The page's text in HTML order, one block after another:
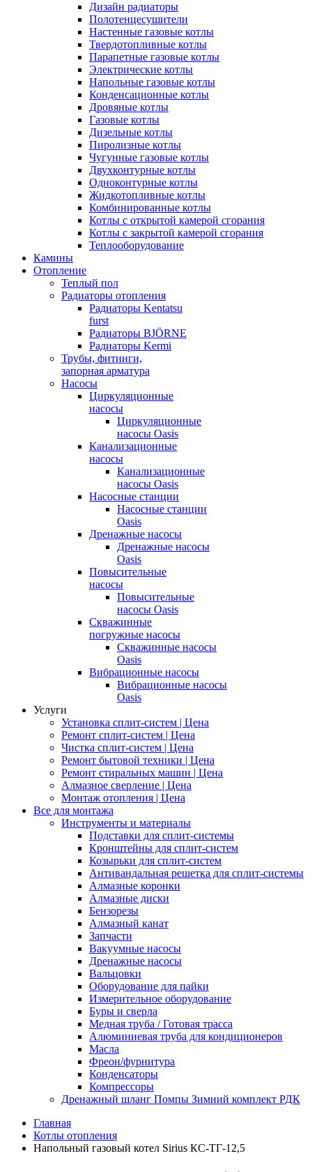
Дизайн радиаторы
Полотенцесушители
Настенные газовые котлы
Твердотопливные котлы
Парапетные газовые котлы
Электрические котлы
Напольные газовые котлы
Конденсационные котлы
Дровяные котлы
Газовые котлы
Дизельные котлы
Пиролизные котлы
Чугунные газовые котлы
Двухконтурные котлы
Одноконтурные котлы
Жидкотопливные котлы
Комбинированные котлы
Котлы с открытой камерой сгорания
Котлы с закрытой камерой сгорания
Теплооборудование
Камины
Отопление
Теплый пол
Радиаторы отопления
Радиаторы Kentatsu
furst
Радиаторы BJÖRNE
Радиаторы Kermi
Трубы, фитинги,
запорная арматура
Насосы
Циркуляционные
насосы
Циркуляционные
насосы Oasis
Канализационные
насосы
Канализационные
насосы Oasis
Насосные станции
Насосные станции
Oasis
Дренажные насосы
Дренажные насосы
Oasis
Повысительные
насосы
Повысительные
насосы Oasis
Скважинные
погружные насосы
Скважинные насосы
Oasis
Вибрационные насосы
Вибрационные насосы
Oasis
Услуги
Установка сплит-систем | Цена
Ремонт сплит-систем | Цена
Чистка сплит-систем | Цена
Ремонт бытовой техники | Цена
Ремонт стиральных машин | Цена
Алмазное сверление | Цена
Монтаж отопления | Цена
Все для монтажа
Инструменты и материалы
Подставки для сплит-системы
Кронштейны для сплит-систем
Козырьки для сплит-систем
Антивандальная решетка для сплит-системы
Алмазные коронки
Алмазные диски
Бензорезы
Алмазный канат
Запчасти
Вакуумные насосы
Дренажные насосы
Вальцовки
Оборудование для пайки
Измерительное оборудование
Буры и сверла
Медная труба / Готовая трасса
Алюминиевая труба для кондиционеров
Масла
Фреон/фурнитура
Конденсаторы
Компрессоры
Дренажный шланг Помпы Зимний комплект РДК
Главная
Котлы отопления
Напольный газовый котел Sirius КС-ТГ-12,5